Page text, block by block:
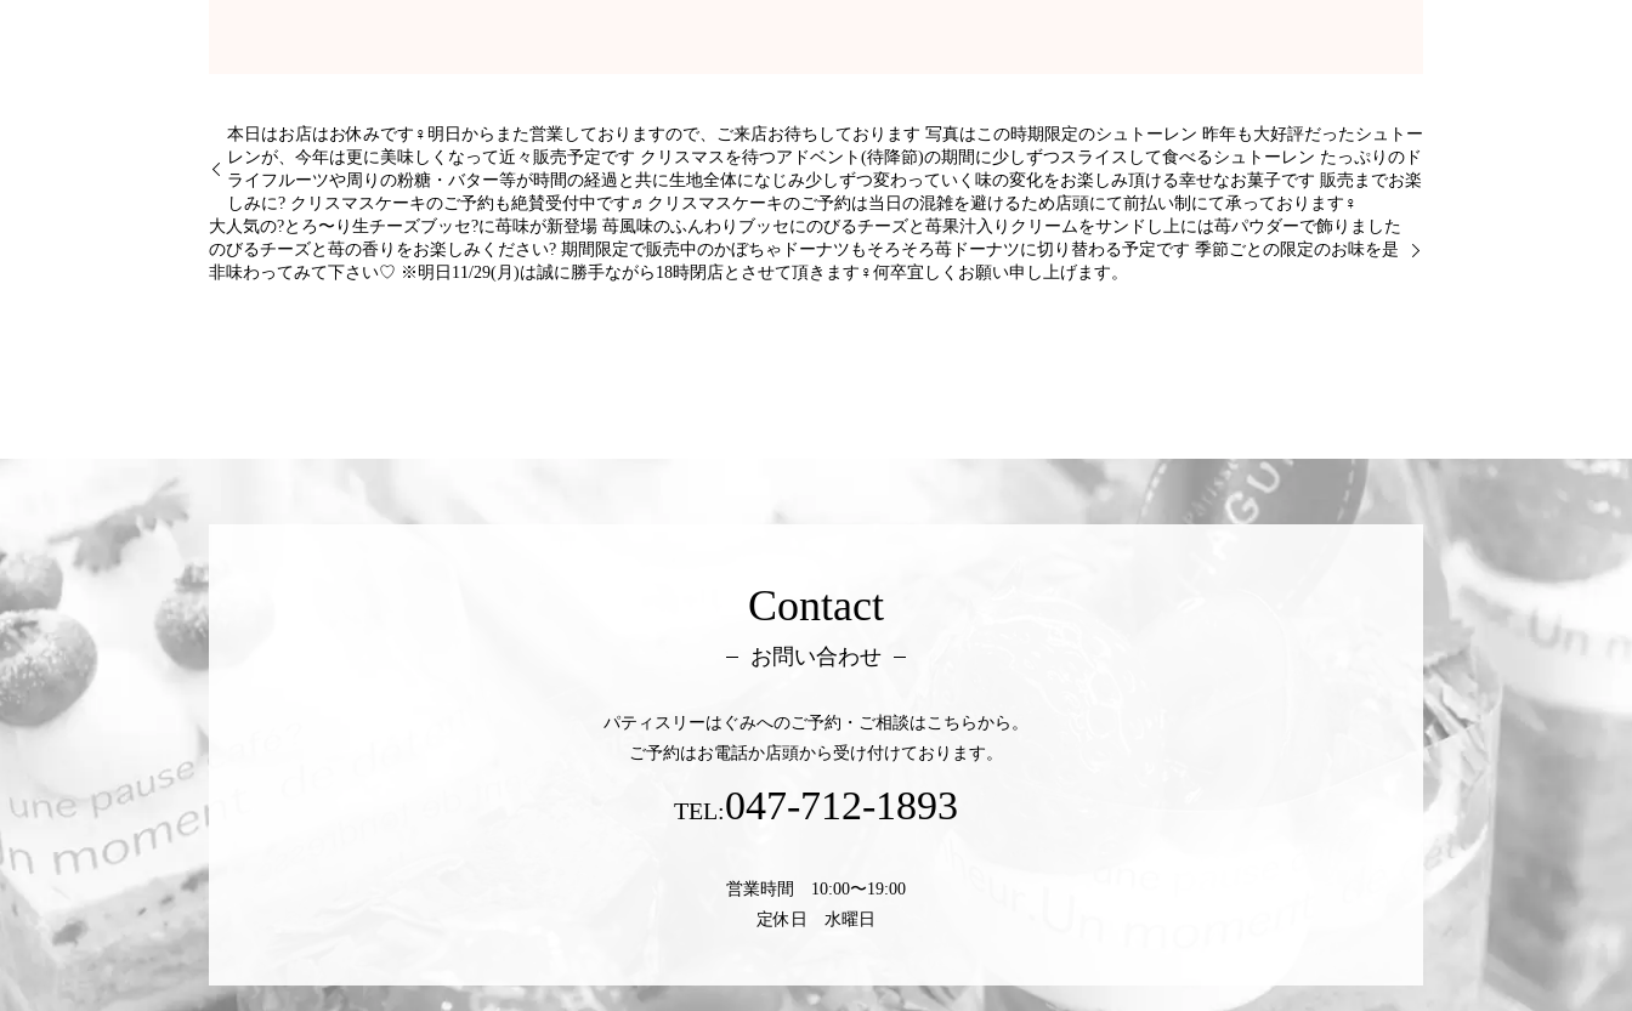
本日はお店はお休みです‍♀️明日からまた営業しておりますので、ご来店お待ちしております 写真はこの時期限定のシュトーレン 昨年も大好評だったシュトー
レンが、今年は更に美味しくなって近々販売予定です クリスマスを待つアドベント(待降節)の期間に少しずつスライスして食べるシュトーレン たっぷりのド
ライフルーツや周りの粉糖・バター等が時間の経過と共に生地全体になじみ少しずつ変わっていく味の変化をお楽しみ頂ける幸せなお菓子です 販売までお楽
しみに? クリスマスケーキのご予約も絶賛受付中です♬クリスマスケーキのご予約は当日の混雑を避けるため店頭にて前払い制にて承っております‍♀️
大人気の?とろ〜り生チーズブッセ?に苺味が新登場 苺風味のふんわりブッセにのびるチーズと苺果汁入りクリームをサンドし上には苺パウダーで飾りました
のびるチーズと苺の香りをお楽しみください? 期間限定で販売中のかぼちゃドーナツもそろそろ苺ドーナツに切り替わる予定です 季節ごとの限定のお味を是
非味わってみて下さい♡ ※明日11/29(月)は誠に勝手ながら18時閉店とさせて頂きます‍♀️何卒宜しくお願い申し上げます。
Contact
お問い合わせ
パティスリーはぐみへのご予約・ご相談はこちらから。
ご予約はお電話か店頭から受け付けております。
TEL:047-712-1893
営業時間 10:00〜19:00
定休日 水曜日